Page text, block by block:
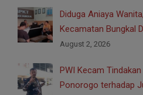
Diduga Aniaya
Kecamatan Bungkal
August 2, 2026
PWI Kecam
Ponorogo terhadap